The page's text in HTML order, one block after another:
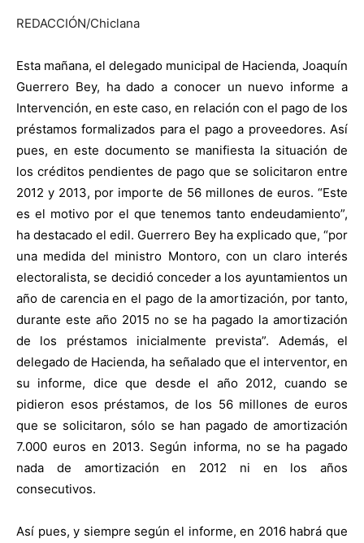
REDACCIÓN/Chiclana
Esta mañana, el delegado municipal de Hacienda, Joaquín
Guerrero Bey, ha dado a conocer un nuevo informe a
Intervención, en este caso, en relación con el pago de los
préstamos formalizados para el pago a proveedores. Así
pues, en este documento se manifiesta la situación de
los créditos pendientes de pago que se solicitaron entre
2012 y 2013, por importe de 56 millones de euros. “Este
es el motivo por el que tenemos tanto endeudamiento”,
ha destacado el edil. Guerrero Bey ha explicado que, “por
una medida del ministro Montoro, con un claro interés
electoralista, se decidió conceder a los ayuntamientos un
año de carencia en el pago de la amortización, por tanto,
durante este año 2015 no se ha pagado la amortización
de los préstamos inicialmente prevista”. Además, el
delegado de Hacienda, ha señalado que el interventor, en
su informe, dice que desde el año 2012, cuando se
pidieron esos préstamos, de los 56 millones de euros
que se solicitaron, sólo se han pagado de amortización
7.000 euros en 2013. Según informa, no se ha pagado
nada de amortización en 2012 ni en los años
consecutivos.
Así pues, y siempre según el informe, en 2016 habrá que